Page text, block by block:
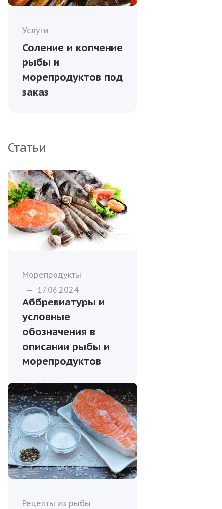
Услуги
Соление и копчение
рыбы и
морепродуктов под
заказ
Статьи
Морепродукты
— 17.06.2024
Аббревиатуры и
условные
обозначения в
описании рыбы и
морепродуктов
Рецепты из рыбы